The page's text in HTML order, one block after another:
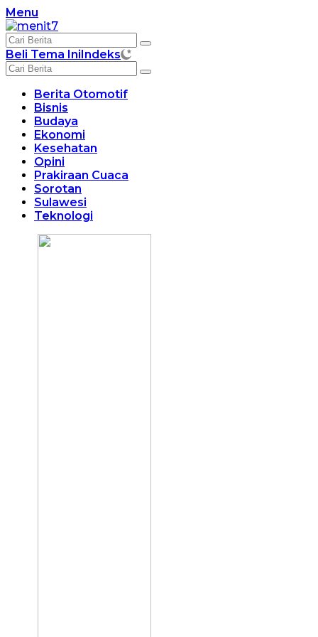
Langsung
ke
konten
Menu
Beli Tema IniIndeks
Berita Otomotif
Bisnis
Budaya
Ekonomi
Kesehatan
Opini
Prakiraan Cuaca
Sorotan
Sulawesi
Teknologi